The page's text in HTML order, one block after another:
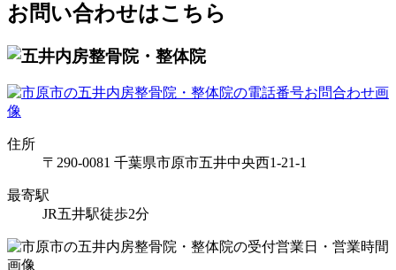
お問い合わせはこちら
住所
〒290-0081 千葉県市原市五井中央西1-21-1
最寄駅
JR五井駅徒歩2分